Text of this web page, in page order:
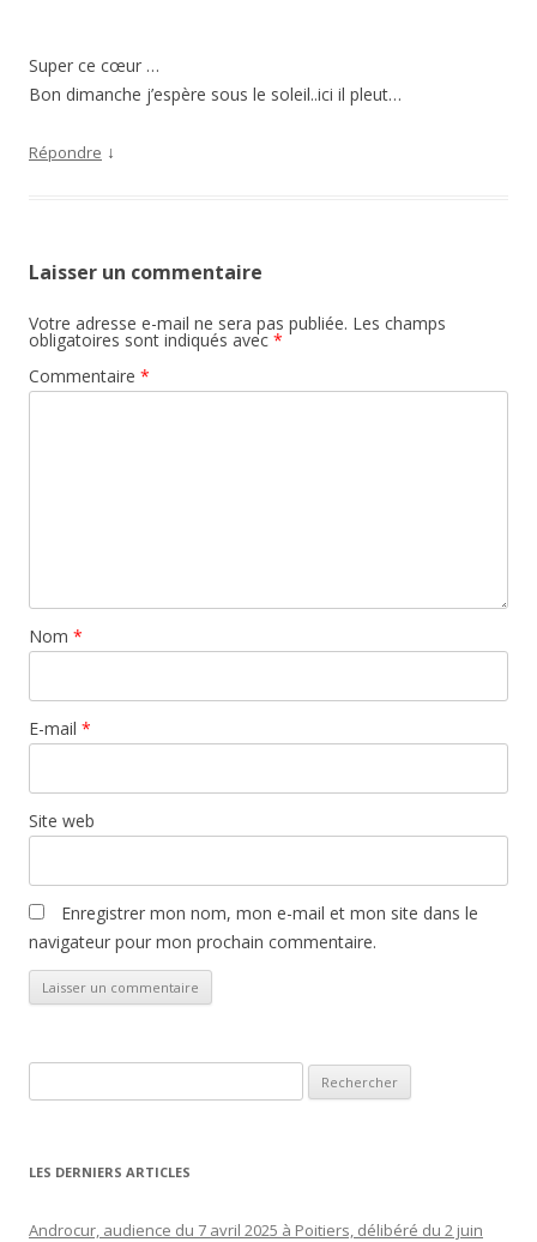
Super ce cœur …
Bon dimanche j’espère sous le soleil..ici il pleut…
Répondre ↓
Laisser un commentaire
Votre adresse e-mail ne sera pas publiée. Les champs
obligatoires sont indiqués avec *
Commentaire *
Nom *
E-mail *
Site web
Enregistrer mon nom, mon e-mail et mon site dans le
navigateur pour mon prochain commentaire.
LES DERNIERS ARTICLES
Androcur, audience du 7 avril 2025 à Poitiers, délibéré du 2 juin